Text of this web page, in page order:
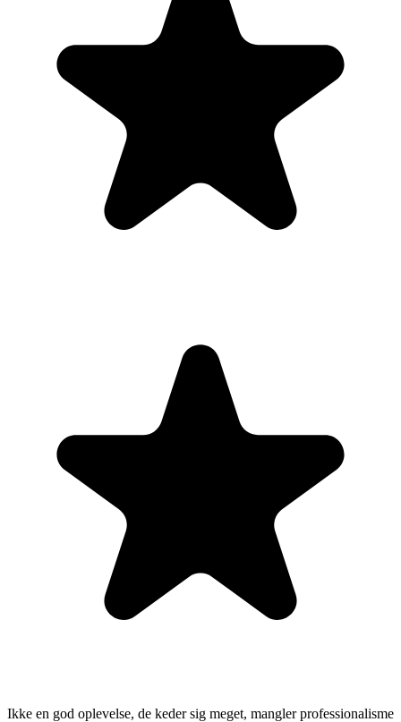
Ikke en god oplevelse, de keder sig meget, mangler professionalisme